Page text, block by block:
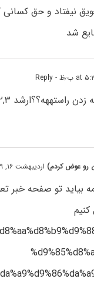
نیفتاد و حق کسانی
شد
- Reply
رو عوض کردم) اردیبهشت ۱۶, ۱۳۹۹ at ۵:۲۳ ب٫ظ
بیاید تو صفحه خبر
کنیم